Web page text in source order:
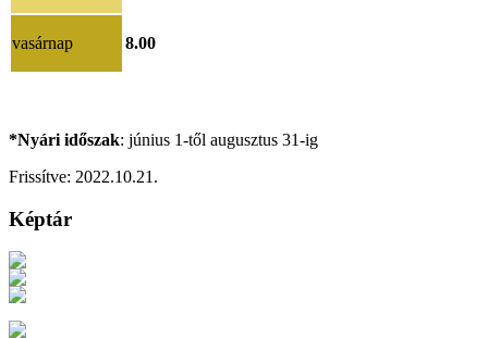
vasárnap 8.00
*Nyári időszak: június 1-től augusztus 31-ig
Frissítve: 2022.10.21 .
Képtár